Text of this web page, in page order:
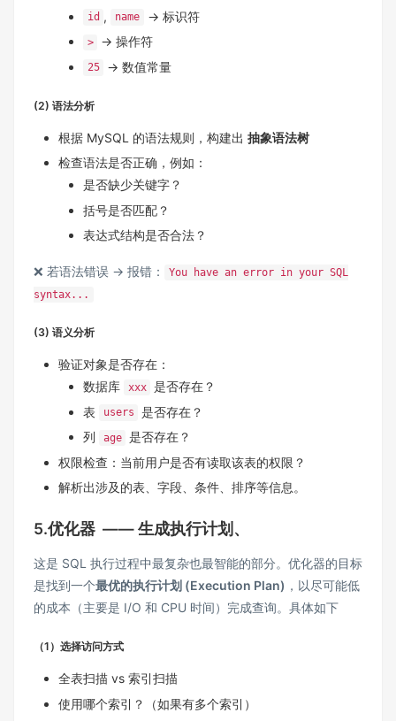
id , name → 标识符
> → 操作符
25 → 数值常量
(2) 语法分析
根据 MySQL 的语法规则，构建出 抽象语法树
检查语法是否正确，例如：
是否缺少关键字？
括号是否匹配？
表达式结构是否合法？
❌ 若语法错误 → 报错：
You have an error in your SQL
syntax...
(3) 语义分析
验证对象是否存在：
数据库
xxx 是否存在？
表
users
是否存在？
列
age 是否存在？
权限检查：当前用户是否有读取该表的权限？
解析出涉及的表、字段、条件、排序等信息。
5.优化器 —— 生成执行计划、
这是 SQL 执行过程中最复杂也最智能的部分。优化器的目标
是找到一个最优的执行计划 (Execution Plan) ，以尽可能低
的成本（主要是 I/O 和 CPU 时间）完成查询。具体如下
（1）选择访问方式
全表扫描 vs 索引扫描
使用哪个索引？（如果有多个索引）